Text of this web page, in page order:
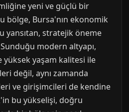
yeni ve güçlü bir
bölge, Bursa'nın ekonomik
yansıtan, stratejik öneme
modern altyapı,
yüksek yaşam kalitesi ile
değil, aynı zamanda
ve girişimcileri de kendine
bu yükselişi, doğru